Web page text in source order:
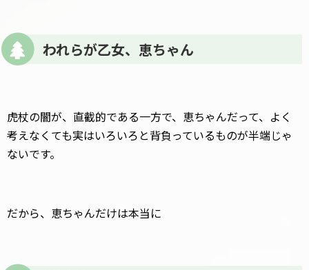
われらが乙女、恵ちゃん
虎杖の闇が、直截的である一方で、恵ちゃんだって、よく
考えなくても実はいろいろと背負っているものが半端じゃ
ないです。
だから、恵ちゃんだけは本当に